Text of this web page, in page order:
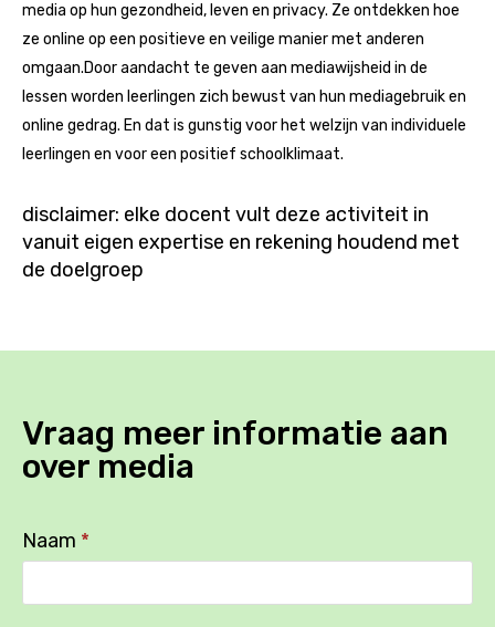
media op hun gezondheid, leven en privacy. Ze ontdekken hoe
ze online op een positieve en veilige manier met anderen
omgaan.Door aandacht te geven aan mediawijsheid in de
lessen worden leerlingen zich bewust van hun mediagebruik en
online gedrag. En dat is gunstig voor het welzijn van individuele
leerlingen en voor een positief schoolklimaat.
disclaimer: elke docent vult deze activiteit in
vanuit eigen expertise en rekening houdend met
de doelgroep
Vraag meer informatie aan
over media
Naam *